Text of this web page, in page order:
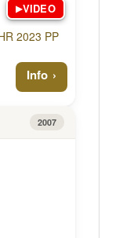
▶VIDEO
2023 PP
Info
2007